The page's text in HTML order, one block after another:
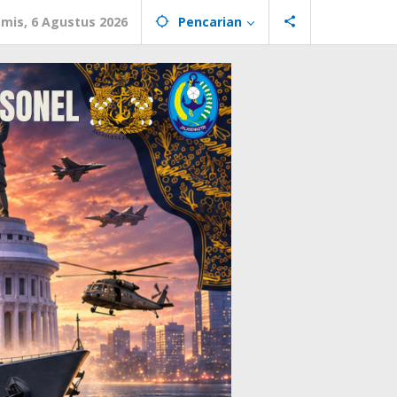
6 Agustus 2026 Pencarian